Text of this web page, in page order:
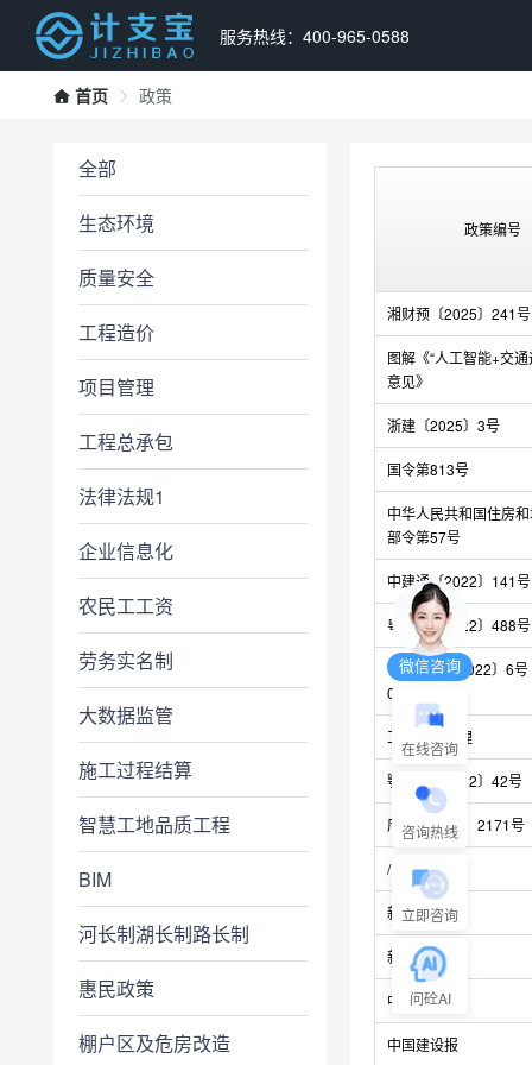
服务热线：400-965-0588
首页 政策
全部
生态环境
质量安全
工程造价
项目管理
工程总承包
法律法规1
企业信息化
农民工工资
劳务实名制
大数据监管
施工过程结算
智慧工地品质工程
BIM
河长制湖长制路长制
惠民政策
棚户区及危房改造
政策编号
湘财预〔2025〕241号
图解《“人工智能+交通
意见》
浙建〔2025〕3号
国令第813号
中华人民共和国住房
部令第57号
中建通〔2022〕141号
粤交基〔2022〕488号
中建规字〔2022〕6
02
工程造价管理
鄂建文〔2022〕42号 ​
厅头〔2022〕2171号
/
新华网
新华网
中国建设报
中国建设报
微信咨询
在线咨询
咨询热线
立即咨询
问砼AI